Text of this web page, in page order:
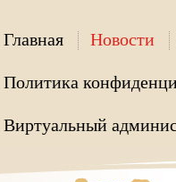
Главная Новости
Политика
Виртуальный